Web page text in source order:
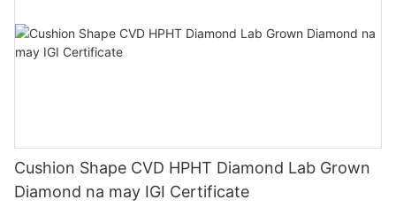
Cushion Shape CVD HPHT Diamond Lab Grown
Diamond na may IGI Certificate